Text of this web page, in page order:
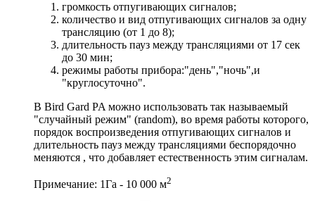
громкость отпугивающих сигналов;
количество и вид отпугивающих сигналов за одну
трансляцию (от 1 до 8);
длительность пауз между трансляциями от 17 сек
до 30 мин;
режимы работы прибора:"день","ночь",и
"круглосуточно".
В Bird Gard PA можно использовать так называемый
"случайный режим" (random), во время работы которого,
порядок воспроизведения отпугивающих сигналов и
длительность пауз между трансляциями беспорядочно
меняются , что добавляет естественность этим сигналам.
Примечание: 1Га - 10 000 м2